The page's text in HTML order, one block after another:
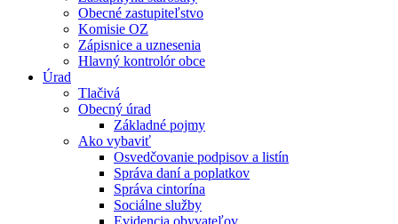
Obecné zastupiteľstvo
Komisie OZ
Zápisnice a uznesenia
Hlavný kontrolór obce
Úrad
Tlačivá
Obecný úrad
Základné pojmy
Ako vybaviť
Osvedčovanie podpisov a listín
Správa daní a poplatkov
Správa cintorína
Sociálne služby
Evidencia obyvateľov